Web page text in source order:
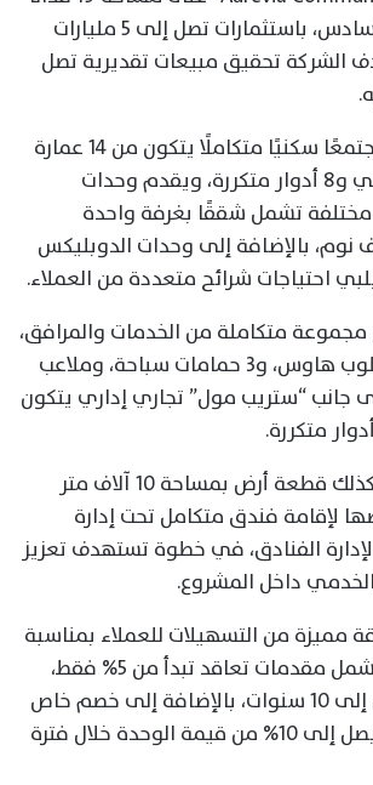
بمنطقة التجمع السادس، باستثمارات تصل إلى 5 مليارات
الشركة تحقيق مبيعات تقديرية تصل
ويضم المشروع مجتمعًا سكنيًا متكاملًا يتكون من 14 عمارة
سكنية بارتفاع أرضي و8 أدوار متكررة، ويقدم وحدات
تشمل شققًا بغرفة واحدة
نوم، بالإضافة إلى وحدات الدوبليكس
احتياجات شرائح متعددة من العملاء.
متكاملة من الخدمات والمرافق،
تشمل مسجدًا، وكلوب هاوس، و3 حمامات سباحة، وملاعب
جانب “ستريب مول” تجاري إداري يتكون
ويشمل المشروع كذلك قطعة أرض بمساحة 10 آلاف متر
لإقامة فندق متكامل تحت إدارة
مجموعة Gravity لإدارة الفنادق، في خطوة تستهدف تعزيز
داخل المشروع.
مميزة من التسهيلات للعملاء بمناسبة
إطلاق المشروع، تشمل مقدمات تعاقد تبدأ من 5% فقط،
وفترات سداد تصل إلى 10 سنوات، بالإضافة إلى خصم خاص
بمناسبة الإطلاق يصل إلى 10% من قيمة الوحدة خلال فترة